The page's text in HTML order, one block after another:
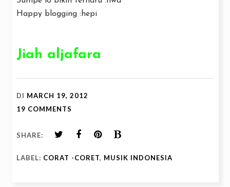
Happy blogging :hepi
Jiah aljafara
DI MARCH 19, 2012
19 COMMENTS
SHARE:
LABEL: CORAT -CORET, MUSIK INDONESIA